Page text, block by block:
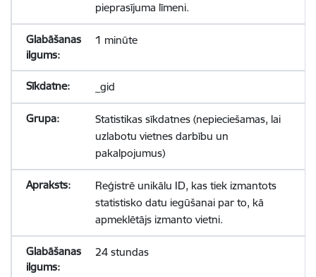
pieprasījuma līmeni.
1 minūte
_gid
Statistikas sīkdatnes (nepieciešamas, lai
uzlabotu vietnes darbību un
pakalpojumus)
Reģistrē unikālu ID, kas tiek izmantots
statistisko datu iegūšanai par to, kā
apmeklētājs izmanto vietni.
24 stundas